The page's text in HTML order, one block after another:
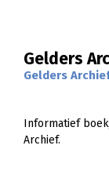
Gelders
Gelders
Informatief
Archief.